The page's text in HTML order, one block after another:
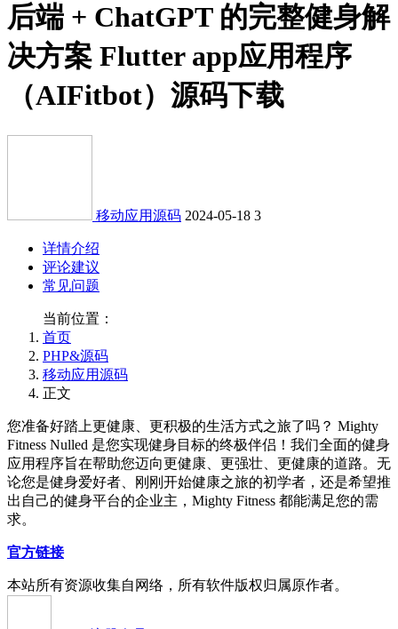
后端 + ChatGPT 的完整健身解
决方案 Flutter app应用程序
（AIFitbot）源码下载
移动应用源码 2024-05-18 3
详情介绍
评论建议
常见问题
当前位置：
首页
PHP&源码
移动应用源码
正文
您准备好踏上更健康、更积极的生活方式之旅了吗？ Mighty
Fitness Nulled 是您实现健身目标的终极伴侣！我们全面的健身
应用程序旨在帮助您迈向更健康、更强壮、更健康的道路。无
论您是健身爱好者、刚刚开始健康之旅的初学者，还是希望推
出自己的健身平台的企业主，Mighty Fitness 都能满足您的需
求。
官方链接
本站所有资源收集自网络，所有软件版权归属原作者。